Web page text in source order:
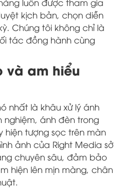
kịch bản, chọn diễn
Chúng tôi không chỉ là
tác đồng hành cùng
và am hiểu
nhất là khâu xử lý ánh
nghiệm, ánh đèn trong
tượng sọc trên màn
ảnh của Right Media sở
chuyên sâu, đảm bảo
hiện lên mịn màng, chân